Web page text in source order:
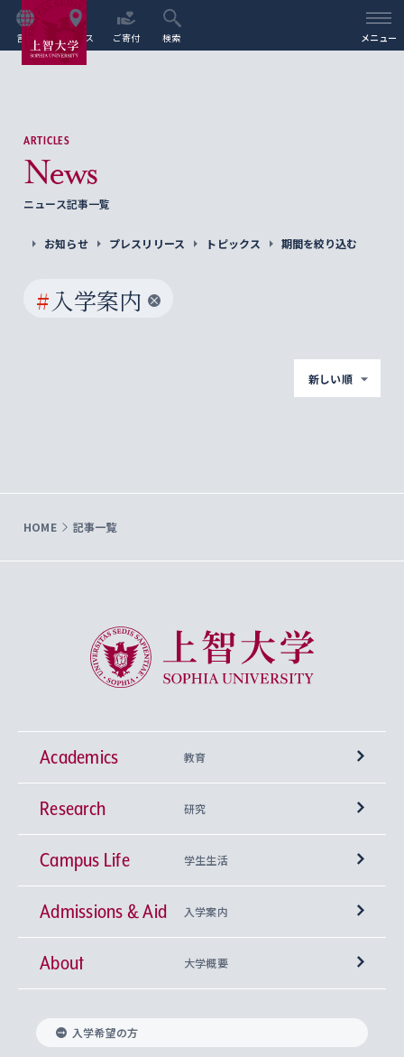
言語 アクセス ご寄付 検索 メニュー
ARTICLES
News
ニュース記事一覧
お知らせ プレスリリース トピックス 期間を絞り込む
#入学案内
新しい順
HOME 記事一覧
上智大学 Sophia University
Academics 教育
学部
神学部
文学部
総合人間科学部
興味から学科を探す
上智大学の全学共通教育
基盤教育センター
キリスト教人間学
上智大学の語学教育
言語教育研究センター
上智大学のグローバル教育
Research 研究
研究所 等
キリスト教文化研究所
中世思想研究所
Sophia Open Research Weeks (SORW)
産官学連携
知的財産
Campus Life 学生生活
学期区分と授業時間割
課外活動
課外教育プログラム
グローバルな学びのコミュニティ
Admissions & Aid 入学案内
上智大学で取得できる学位
入れの方針）
About 大学概要
理事長・学長メッセージ
入学希望の方